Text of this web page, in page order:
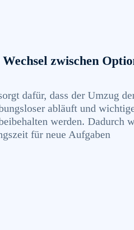
zwischen
dafür, dass der Umzug
abläuft und
werden. Dadurch
für neue Aufgaben